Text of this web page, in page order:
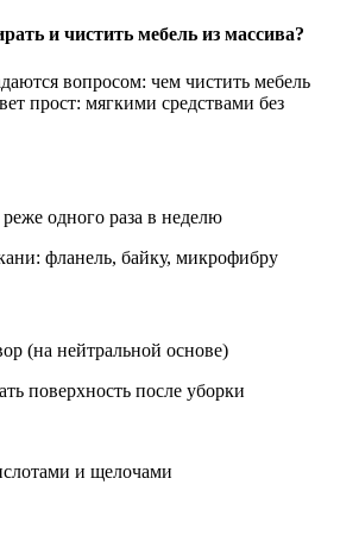
и чистить мебель из массива?
вопросом: чем чистить мебель
прост: мягкими средствами без
одного раза в неделю
фланель, байку, микрофибру
(на нейтральной основе)
поверхность после уборки
и щелочами